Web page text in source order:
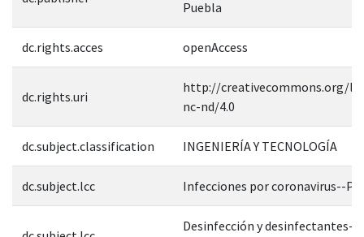
Puebla
dc.rights.acces openAccess
dc.rights.uri
http://creativecommons.org/
nc-nd/4.0
dc.subject.classification INGENIERÍA Y TECNOLOGÍA
dc.subject.lcc Infecciones por coronavirus--
Desinfección y desinfectantes--